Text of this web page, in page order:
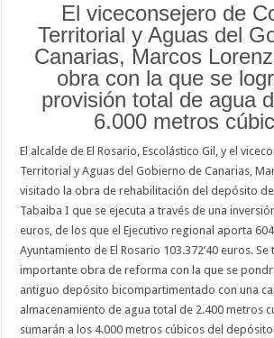
El viceconsejero de
Territorial y Aguas del
Canarias, Marcos
obra con la que se
provisión total de agua
6.000 metros
El alcalde de El Rosario, Escolástico Gil, y el
Territorial y Aguas del Gobierno de Canarias,
visitado la obra de rehabilitación del depósito
Tabaiba I que se ejecuta a través de una
euros, de los que el Ejecutivo regional aporta
Ayuntamiento de El Rosario 103.372’40 euros. Se
importante obra de reforma con la que se
antiguo depósito bicompartimentado con una
almacenamiento de agua total de 2.400 metros
sumarán a los 4.000 metros cúbicos del